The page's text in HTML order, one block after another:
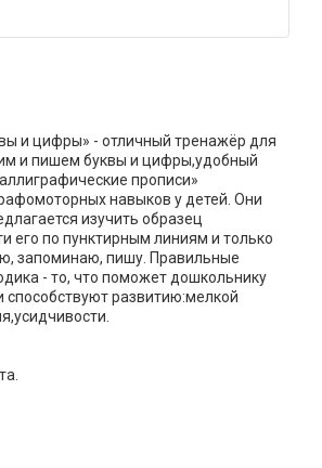
и цифры» - отличный тренажёр для
и пишем буквы и цифры,удобный
прописи»
навыков у детей. Они
изучить образец
его по пунктирным линиям и только
запоминаю, пишу. Правильные
- то, что поможет дошкольнику
способствуют развитию:мелкой